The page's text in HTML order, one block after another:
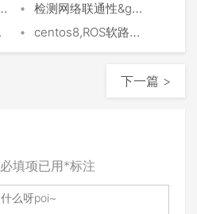
• 检测网络联通性&generate_204服务汇总与评测
• centos8,ROS软路由PPTP出转SCOKS5流量
下一篇 >
必填项已用*标注